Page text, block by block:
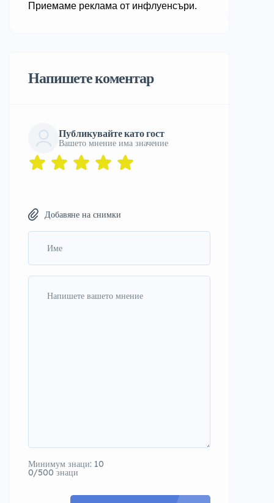
Приемаме реклама от инфлуенсъри.
Напишете коментар
Публикувайте като гост
Вашето мнение има значение
Добавяне на снимки
Минимум знаци: 10
0/500 знаци